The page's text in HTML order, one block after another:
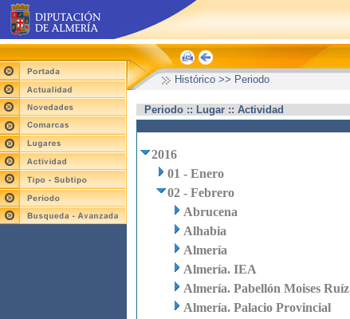
Histórico >> Periodo
Periodo :: Lugar :: Actividad
2016
01 - Enero
02 - Febrero
Abrucena
Alhabia
Almería
Almería. IEA
Almería. Pabellón Moises Ruíz
Almería. Palacio Provincial